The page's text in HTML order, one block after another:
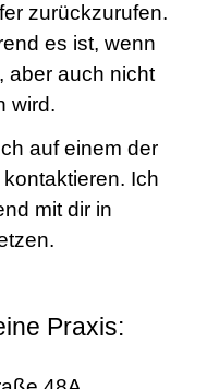
zurückzurufen.
es ist, wenn
aber auch nicht
wird.
auf einem der
Ich
mit dir in
Praxis: